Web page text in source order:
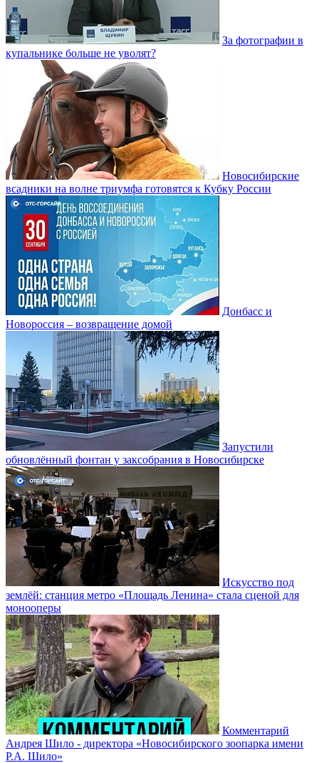
За фотографии в
купальнике больше не уволят?
Новосибирские
всадники на волне триумфа готовятся к Кубку России
Донбасс и
Новороссия – возвращение домой
Запустили
обновлённый фонтан у заксобрания в Новосибирске
Искусство под
землёй: станция метро «Площадь Ленина» стала сценой для
монооперы
Комментарий
Андрея Шило - директора «Новосибирского зоопарка имени
Р.А. Шило»